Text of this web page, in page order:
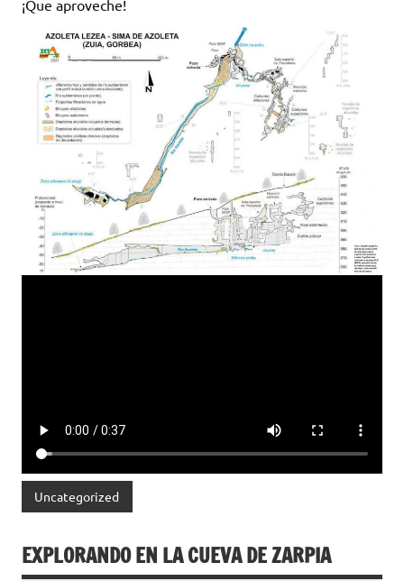
¡Que aproveche!
Uncategorized
EXPLORANDO EN LA CUEVA DE ZARPIA